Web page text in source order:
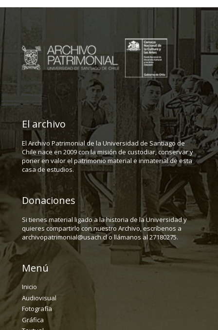
El archivo
El Archivo Patrimonial de la Universidad de Santiago de
Chile nace en 2009 con la misión de custodiar, conservar y
poner en valor el patrimonio material e inmaterial de esta
casa de estudios.
Donaciones
Si tienes material ligado a la historia de la Universidad y
quieres compartirlo con nuestro Archivo, escríbenos a
archivopatrimonial@usach.cl o llámanos al 27180275.
Menú
Inicio
Audiovisual
Fotografía
Gráfica